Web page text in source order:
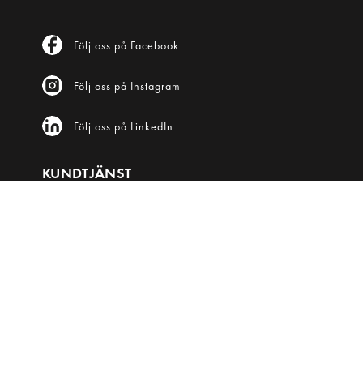
Följ oss på Facebook
Följ oss på Instagram
Följ oss på LinkedIn
KUNDTJÄNST